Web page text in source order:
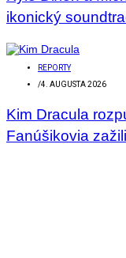
ikonický
REPORTY
/4. AUGUSTA 2026
Kim Dracula
Fanúšikovia